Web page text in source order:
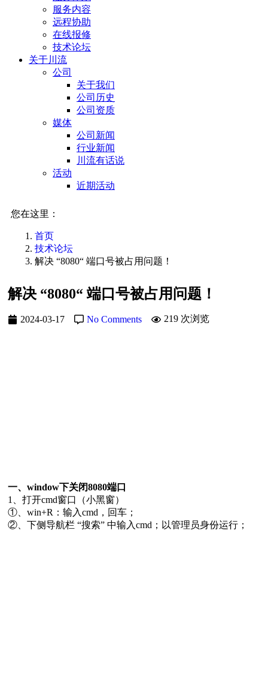
服务内容
远程协助
在线报修
技术论坛
关于川流
公司
关于我们
公司历史
公司资质
媒体
公司新闻
行业新闻
川流有话说
活动
近期活动
您在这里：
首页
技术论坛
解决 “8080“ 端口号被占用问题！
解决 “8080“ 端口号被占用问题！
2024-03-17 No Comments 219 次浏览
一、window下关闭8080端口
1、打开cmd窗口（小黑窗）
①、win+R：输入cmd，回车；
②、下侧导航栏 “搜索” 中输入cmd；以管理员身份运行；